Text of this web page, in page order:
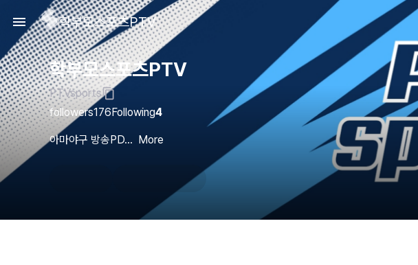
학부모스포츠PTV
학부모스포츠PTV
PTVsports
followers176Following4
아마야구 방송PD... More